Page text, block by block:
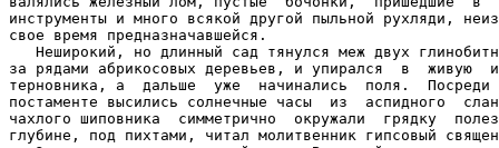
инструменты и много всякой другой пыльной рухляди,
свое время предназначавшейся.
Неширокий, но длинный сад тянулся меж двух
за рядами абрикосовых деревьев, и упирался  в  живую
терновника, а  дальше  уже  начинались  поля.
постаменте высились солнечные часы  из  аспидного
чахлого шиповника  симметрично  окружали  грядку
глубине, под пихтами, читал молитвенник гипсовый